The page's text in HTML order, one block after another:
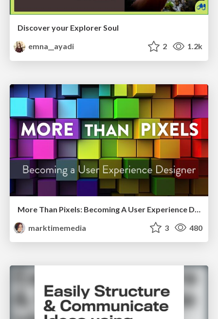
Discover your Explorer Soul
emna__ayadi
2 1.2k
marktimemedia
3 480